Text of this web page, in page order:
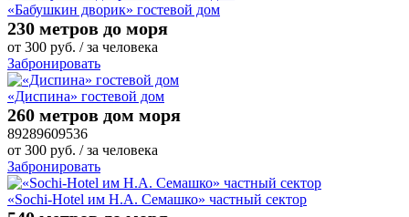
«Бабушкин дворик» гостевой дом
230 метров до моря
от 300 руб. / за человека
Забронировать
«Диспина» гостевой дом
260 метров дом моря
89289609536
от 300 руб. / за человека
Забронировать
«Sochi-Hotel им Н.А. Семашко» частный сектор